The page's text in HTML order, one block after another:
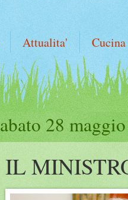
Attualita' Cucina
28
IL